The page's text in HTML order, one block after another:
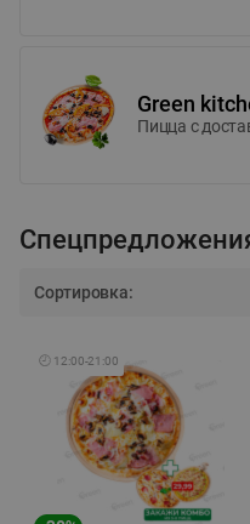
Green
Пицца c
Сортировка:
🕘 12:00-21:00